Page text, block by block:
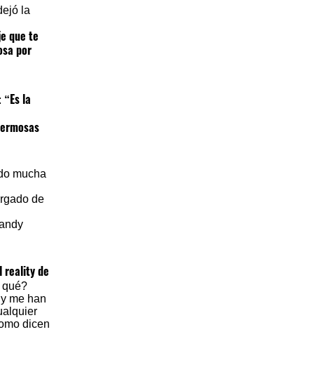
la
que te
por
“Es la
mucha
de
reality de
qué?
me han
dicen